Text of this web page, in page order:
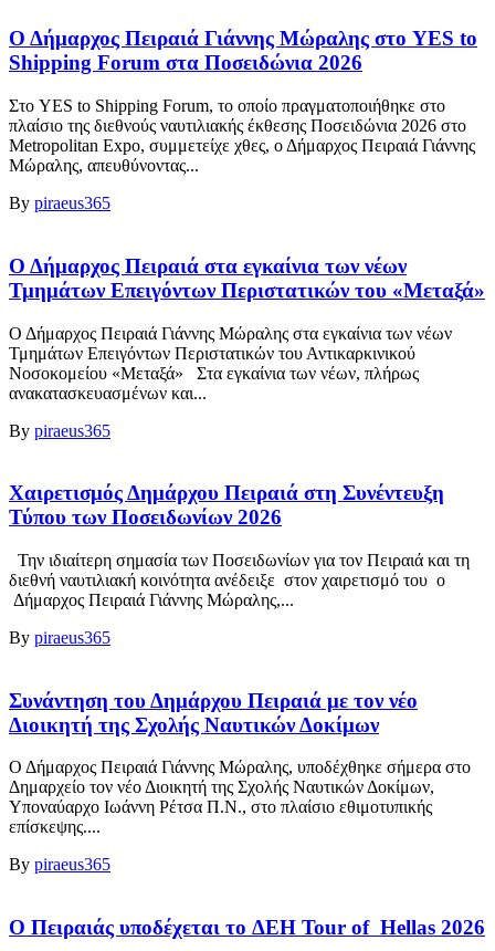
Ο Δήμαρχος Πειραιά Γιάννης Μώραλης στο YES to
Shipping Forum στα Ποσειδώνια 2026
Στο YES to Shipping Forum, το οποίο πραγματοποιήθηκε στο
πλαίσιο της διεθνούς ναυτιλιακής έκθεσης Ποσειδώνια 2026 στο
Metropolitan Expo, συμμετείχε χθες, ο Δήμαρχος Πειραιά Γιάννης
Μώραλης, απευθύνοντας...
By piraeus365
Ο Δήμαρχος Πειραιά στα εγκαίνια των νέων
Τμημάτων Επειγόντων Περιστατικών του «Μεταξά»
Ο Δήμαρχος Πειραιά Γιάννης Μώραλης στα εγκαίνια των νέων
Τμημάτων Επειγόντων Περιστατικών του Αντικαρκινικού
Νοσοκομείου «Μεταξά» Στα εγκαίνια των νέων, πλήρως
ανακατασκευασμένων και...
By piraeus365
Χαιρετισμός Δημάρχου Πειραιά στη Συνέντευξη
Τύπου των Ποσειδωνίων 2026
Την ιδιαίτερη σημασία των Ποσειδωνίων για τον Πειραιά και τη
διεθνή ναυτιλιακή κοινότητα ανέδειξε στον χαιρετισμό του ο
Δήμαρχος Πειραιά Γιάννης Μώραλης,...
By piraeus365
Συνάντηση του Δημάρχου Πειραιά με τον νέο
Διοικητή της Σχολής Ναυτικών Δοκίμων
Ο Δήμαρχος Πειραιά Γιάννης Μώραλης, υποδέχθηκε σήμερα στο
Δημαρχείο τον νέο Διοικητή της Σχολής Ναυτικών Δοκίμων,
Υποναύαρχο Ιωάννη Ρέτσα Π.Ν., στο πλαίσιο εθιμοτυπικής
επίσκεψης....
By piraeus365
Ο Πειραιάς υποδέχεται το ΔΕΗ Tour of Hellas 2026